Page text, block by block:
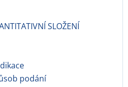
SLOŽENÍ
podání